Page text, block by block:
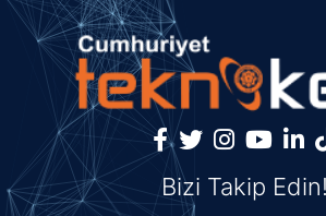
Bizi Takip Edin!